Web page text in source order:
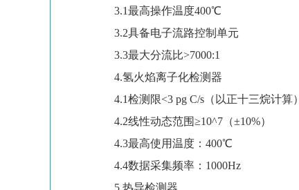
3.1最高操作温度400℃
3.2具备电子流路控制单元
3.3最大分流比>7000:1
4.氢火焰离子化检测器
4.1检测限<3 pg C/s（以正十三烷计算）
4.2线性动态范围≥10^7（±10%）
4.3最高使用温度：400℃
4.4数据采集频率：1000Hz
5.热导检测器